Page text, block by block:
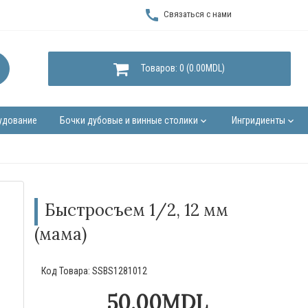
call Связаться с нами
Товаров: 0 (0.00MDL)
Бочки дубовые и винные столики keyboard_arrow_down Ингридиенты keyboard_arrow_down
Быстросъем 1/2, 12 мм
(мама)
Код Товара: SSBS1281012
50.00MDL